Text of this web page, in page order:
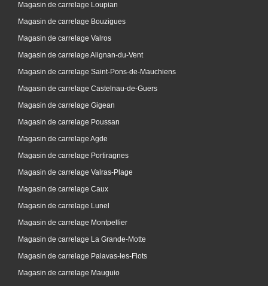
Magasin de carrelage Loupian
Magasin de carrelage Bouzigues
Magasin de carrelage Valros
Magasin de carrelage Alignan-du-Vent
Magasin de carrelage Saint-Pons-de-Mauchiens
Magasin de carrelage Castelnau-de-Guers
Magasin de carrelage Gigean
Magasin de carrelage Poussan
Magasin de carrelage Agde
Magasin de carrelage Portiragnes
Magasin de carrelage Valras-Plage
Magasin de carrelage Caux
Magasin de carrelage Lunel
Magasin de carrelage Montpellier
Magasin de carrelage La Grande-Motte
Magasin de carrelage Palavas-les-Flots
Magasin de carrelage Mauguio